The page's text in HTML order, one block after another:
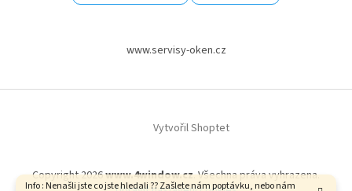
Info : Nenašli jste co jste hledali ?? Zašlete nám poptávku, nebo nám
www.servisy-oken.cz
Vytvořil Shoptet
Copyright 2026www.4window.cz. Všechna práva vyhrazena.